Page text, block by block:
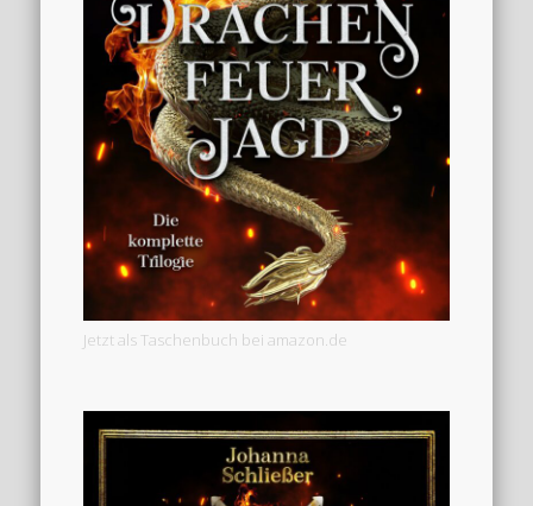
Jetzt als Taschenbuch bei amazon.de